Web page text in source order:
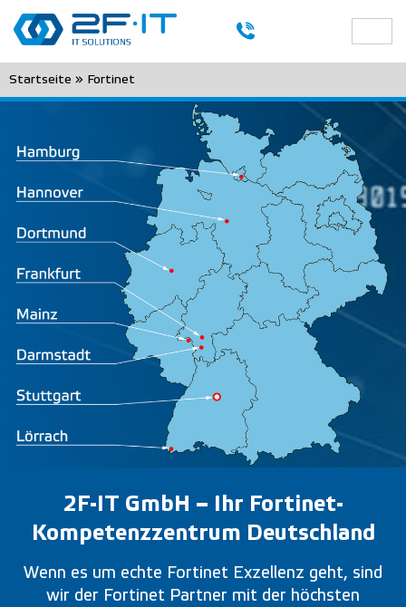
Startseite » Fortinet
2F-IT GmbH – Ihr Fortinet-
Kompetenzzentrum Deutschland
Wenn es um echte Fortinet Exzellenz geht, sind
wir der Fortinet Partner mit der höchsten